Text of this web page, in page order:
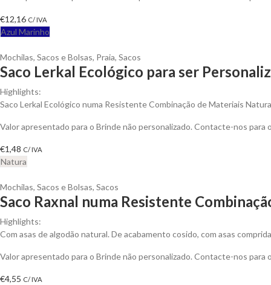
€12,16 C/ IVA
Azul Marinho
Mochilas, Sacos e Bolsas, Praia, Sacos
Saco Lerkal Ecológico para ser
Highlights:
Saco Lerkal Ecológico numa Resistente Combinação de Materiais
Valor apresentado para o Brinde não personalizado. Contacte-nos
€1,48 C/ IVA
Natura
Mochilas, Sacos e Bolsas, Sacos
Saco Raxnal numa Resistente
Highlights:
Com asas de algodão natural. De acabamento cosido, com asas
Valor apresentado para o Brinde não personalizado. Contacte-nos
€4,55 C/ IVA